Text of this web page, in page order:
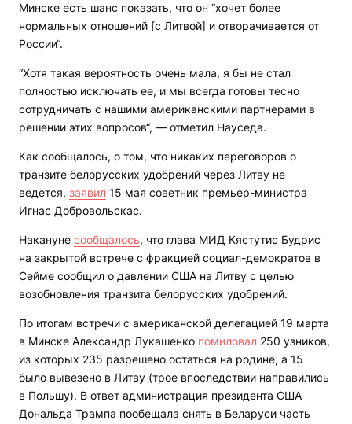
Минске есть шанс показать, что он “хочет более
нормальных отношений [с Литвой] и отворачивается от
России“.
“Хотя такая вероятность очень мала, я бы не стал
полностью исключать ее, и мы всегда готовы тесно
сотрудничать с нашими американскими партнерами в
решении этих вопросов“, — отметил Науседа.
Как сообщалось, о том, что никаких переговоров о
транзите белорусских удобрений через Литву не
ведется, заявил 15 мая советник премьер-министра
Игнас Добровольскас.
Накануне сообщалось, что глава МИД Кястутис Будрис
на закрытой встрече с фракцией социал-демократов в
Сейме сообщил о давлении США на Литву с целью
возобновления транзита белорусских удобрений.
По итогам встречи с американской делегацией 19 марта
в Минске Александр Лукашенко помиловал 250 узников,
из которых 235 разрешено остаться на родине, а 15
было вывезено в Литву (трое впоследствии направились
в Польшу). В ответ администрация президента США
Дональда Трампа пообещала снять в Беларуси часть